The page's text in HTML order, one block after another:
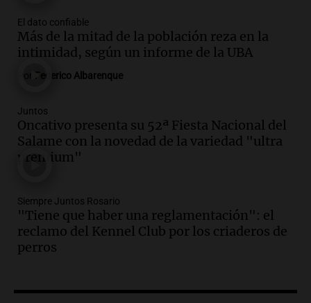
Episodios
Audio.Donald Trump acusa a México de
perjudicar a Estados Unidos en medio de
tensiones y críticas
Audio.Oncativo presenta su 52ª Fiesta
Nacional del Salame con la novedad de la
variedad “ultra premium”
Audio.El reclamo del sector industrial
tras las críticas de Caputo: "Somos seres
humanos que trabajamos"
Noticias Rosario
Audio.Suspenden clases en Bariloche y
El dato confiable
Más de la mitad de la población reza en la
intimidad, según un informe de la UBA
Federico Albarenque
Juntos
Oncativo presenta su 52ª Fiesta Nacional del
Salame con la novedad de la variedad "ultra
premium"
Siempre Juntos Rosario
"Tiene que haber una reglamentación": el
reclamo del Kennel Club por los criaderos de
perros